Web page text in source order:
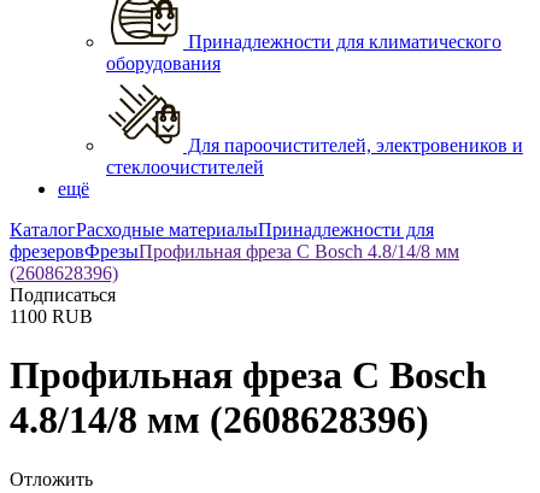
Принадлежности для климатического
оборудования
Для пароочистителей, электровеников и
стеклоочистителей
ещё
КаталогРасходные материалыПринадлежности для
фрезеровФрезыПрофильная фреза C Bosch 4.8/14/8 мм
(2608628396)
Подписаться
1100 RUB
Профильная фреза C Bosch
4.8/14/8 мм (2608628396)
Отложить